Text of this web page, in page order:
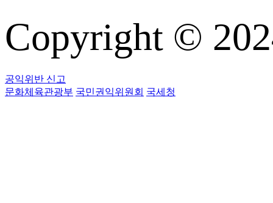
Copyright ©
공익위반 신고
문화체육관광부 국민권익위원회 국세청